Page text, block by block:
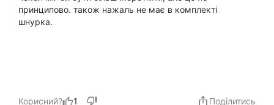
принципово. також нажаль не має в комплекті
шнурка.
Корисний? 1 Поділитись